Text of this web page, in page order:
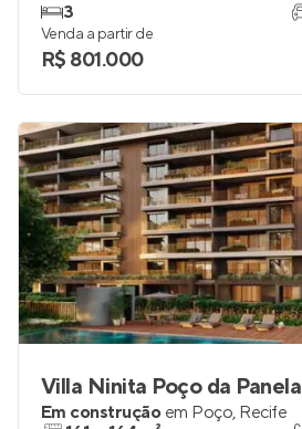
3
Venda a partir de
R$ 801.000
Villa Ninita Poço da Panela
Em construção em Poço, Recife